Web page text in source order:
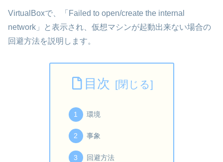
VirtualBoxで、「Failed to open/create the internal
network」と表示され、仮想マシンが起動出来ない場合の
回避方法を説明します。
目次
環境
事象
回避方法